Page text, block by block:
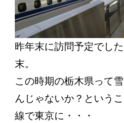
昨年末に訪問予定でし
末。
この時期の栃木県って
んじゃないか？という
線で東京に・・・